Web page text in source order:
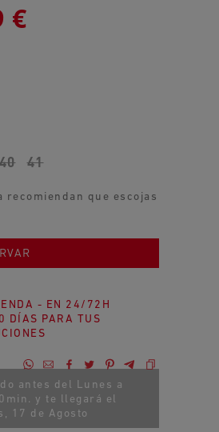
€
41
recomiendan que escojas
CARRITO
- EN 24/72H
DÍAS PARA TUS
antes del Lunes a
y te llegará el
17 de Agosto